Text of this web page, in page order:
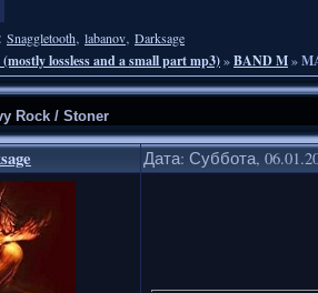
Snaggletooth, labanov, Darksage
lossless and a small part mp3)»BAND M»
Rock / Stoner
Дата: Суббота,